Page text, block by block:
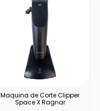
Maquina de Corte Clipper
Space X Ragnar